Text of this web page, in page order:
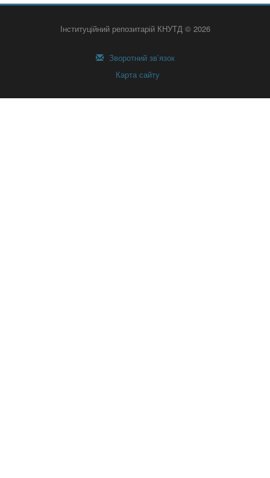
Інституційний репозитарій КНУТД © 2026
Зворотний зв’язок
Карта сайту